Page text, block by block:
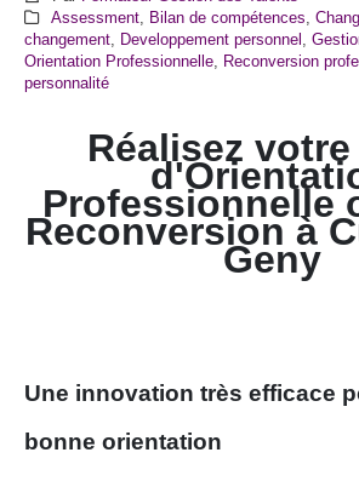
Assessment, Bilan de compétences
changement
Developpement personnel
Orientation Professionnelle
Reconversion
personnalité
Réalisez
Professionnelle
Reconversion à
Geny
Une innovation très efficace
bonne orientation